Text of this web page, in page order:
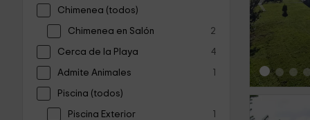
Chimenea (todos)
Chimenea en Salón 2
Cerca de la Playa 4
Admite Animales 1
Piscina (todos)
Piscina Exterior 1